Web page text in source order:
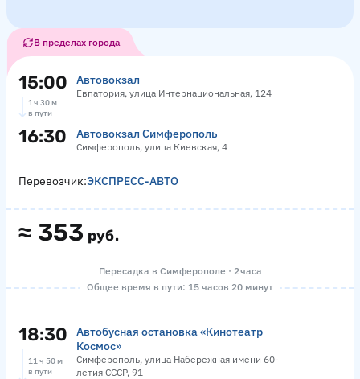
В пределах города
15:00 Автовокзал
Евпатория, улица Интернациональная, 124
1 ч 30 м
в пути
16:30 Автовокзал Симферополь
Симферополь, улица Киевская, 4
≈ 353 руб.
Перевозчик:ЭКСПРЕСС-АВТО
Пересадка в Симферополе · 2 часа
Общее время в пути: 15 часов 20 минут
18:30
Автобусная остановка «Кинотеатр
Космос»
Симферополь, улица Набережная имени 60-
летия СССР, 91
11 ч 50 м
в пути